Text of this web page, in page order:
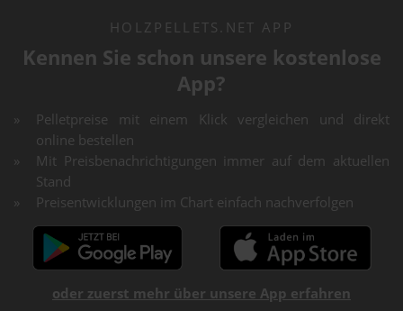
HOLZPELLETS.NET APP
Kennen Sie schon unsere kostenlose
App?
Pelletpreise mit einem Klick vergleichen und direkt
online bestellen
Mit Preisbenachrichtigungen immer auf dem aktuellen
Stand
Preisentwicklungen im Chart einfach nachverfolgen
oder zuerst mehr über unsere App erfahren